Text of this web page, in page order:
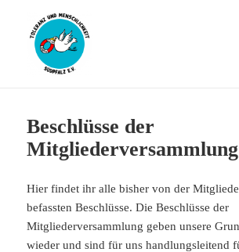
Menschlichkeit Südpfalz
Beschlüsse der
Mitgliederversammlung
Hier findet ihr alle bisher von der
befassten Beschlüsse. Die Beschlüsse der
Mitgliederversammlung geben unsere
wieder und sind für uns handlungsleitend